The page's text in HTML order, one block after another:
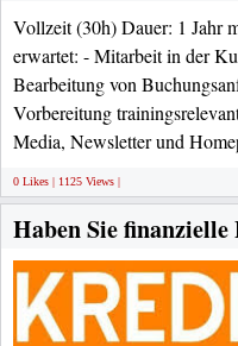
Vollzeit (30h) Dauer: 1 Jahr
erwartet: - Mitarbeit in der
Bearbeitung von
Vorbereitung
Media, Newsletter und
0 Likes | 1125 Views |
Haben Sie finanzielle